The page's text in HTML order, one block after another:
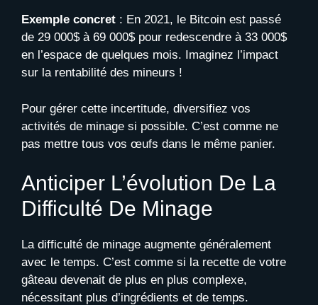
Exemple concret : En 2021, le Bitcoin est passé
de 29 000$ à 69 000$ pour redescendre à 33 000$
en l’espace de quelques mois. Imaginez l’impact
sur la rentabilité des mineurs !
Pour gérer cette incertitude, diversifiez vos
activités de minage si possible. C’est comme ne
pas mettre tous vos œufs dans le même panier.
Anticiper L’évolution De La
Difficulté De Minage
La difficulté de minage augmente généralement
avec le temps. C’est comme si la recette de votre
gâteau devenait de plus en plus complexe,
nécessitant plus d’ingrédients et de temps.